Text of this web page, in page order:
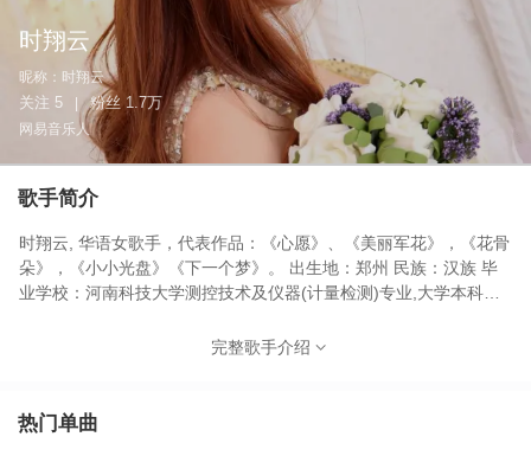
时翔云
昵称： 时翔云
关注 5 粉丝 1.7万
网易音乐人
歌手简介
时翔云, 华语女歌手，代表作品：《心愿》、《美丽军花》，《花骨
朵》，《小小光盘》《下一个梦》。 出生地：郑州 民族：汉族 毕
业学校：河南科技大学测控技术及仪器(计量检测)专业,大学本科。
《下一个梦》。 个人成就： 2004年-2005年3次受邀担任郑州晚报
州市质量技术监督局颁发的技术监督(检定测试)助理工程师证书；
完整歌手介绍
热门单曲